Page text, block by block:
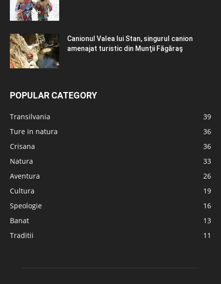
Canionul Valea lui Stan, singurul canion
amenajat turistic din Munţii Făgăraş
POPULAR CATEGORY
Transilvania
39
Ture in natura
36
Crisana
36
Natura
33
Aventura
26
Cultura
19
Speologie
16
Banat
13
Traditii
11